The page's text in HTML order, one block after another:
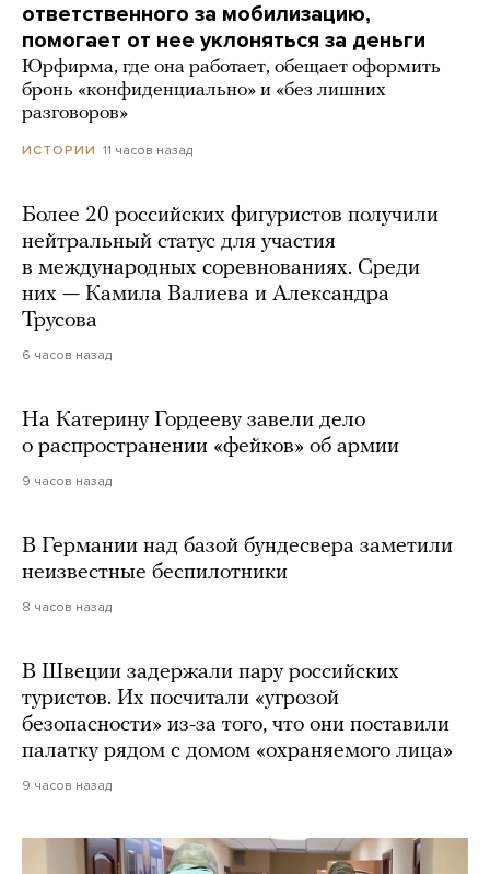
ответственного за мобилизацию,
помогает от нее уклоняться за деньги
Юрфирма, где она работает, обещает оформить
бронь «конфиденциально» и «без лишних
разговоров»
ИСТОРИИ 11 часов назад
Более 20 российских фигуристов получили
нейтральный статус для участия
в международных соревнованиях. Среди
них — Камила Валиева и Александра
Трусова
6 часов назад
На Катерину Гордееву завели дело
о распространении «фейков» об армии
9 часов назад
В Германии над базой бундесвера заметили
неизвестные беспилотники
8 часов назад
В Швеции задержали пару российских
туристов. Их посчитали «угрозой
безопасности» из-за того, что они поставили
палатку рядом с домом «охраняемого лица»
9 часов назад